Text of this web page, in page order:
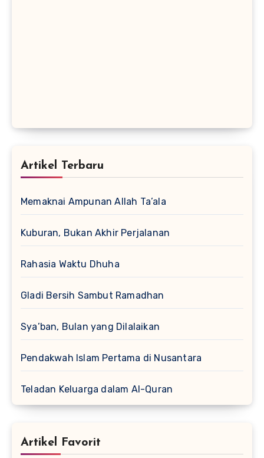
Artikel Terbaru
Memaknai Ampunan Allah Ta’ala
Kuburan, Bukan Akhir Perjalanan
Rahasia Waktu Dhuha
Gladi Bersih Sambut Ramadhan
Sya’ban, Bulan yang Dilalaikan
Pendakwah Islam Pertama di Nusantara
Teladan Keluarga dalam Al-Quran
Artikel Favorit